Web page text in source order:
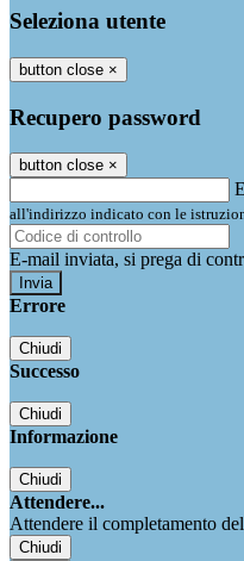
Seleziona utente
button close ×
Recupero password
button close ×
all'indirizzo indicato con le
E-mail inviata, si prega di
Errore
Chiudi
Successo
Chiudi
Informazione
Chiudi
Attendere...
Attendere il completamento
Chiudi